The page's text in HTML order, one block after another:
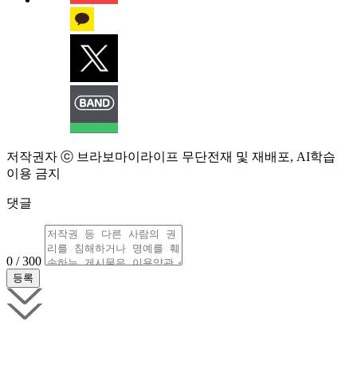
저작권자 ⓒ 브라보마이라이프 무단전재 및 재배포, AI학습
이용 금지
댓글
0 / 300